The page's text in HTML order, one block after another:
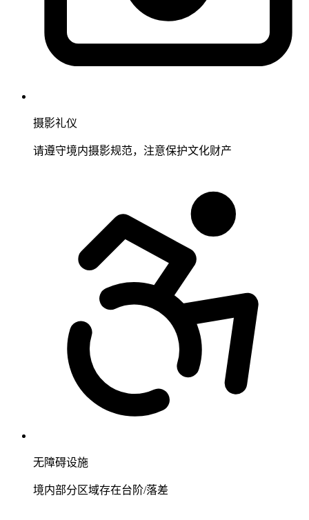
摄影礼仪
请遵守境内摄影规范，注意保护文化财产
无障碍设施
境内部分区域存在台阶/落差